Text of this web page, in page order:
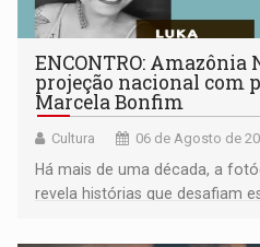
ENCONTRO: Amazônia
projeção nacional com
Marcela Bonfim
Cultura 06 de Agosto de
Há mais de uma década, a
revela histórias que desafiam
negras